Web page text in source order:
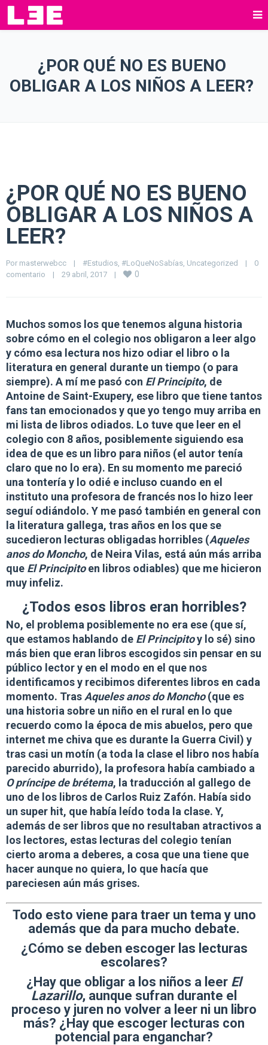
¿POR QUÉ NO ES BUENO
OBLIGAR A LOS NIÑOS A LEER?
¿POR QUÉ NO ES BUENO
OBLIGAR A LOS NIÑOS A
LEER?
Por masterwebcc | #Estudios, #LoQueNoSabías, Uncategorized |
0
comentario
| 29 abril, 2017 | 0
Muchos somos los que tenemos alguna historia
sobre cómo en el colegio nos obligaron a leer algo
y cómo esa lectura nos hizo odiar el libro o la
literatura en general durante un tiempo (o para
siempre). A mí me pasó con El Principito, de
Antoine de Saint-Exupery, ese libro que tiene tantos
fans tan emocionados y que yo tengo muy arriba en
mi lista de libros odiados. Lo tuve que leer en el
colegio con 8 años, posiblemente siguiendo esa
idea de que es un libro para niños (el autor tenía
claro que no lo era). En su momento me pareció
una tontería y lo odié e incluso cuando en el
instituto una profesora de francés nos lo hizo leer
seguí odiándolo. Y me pasó también en general con
la literatura gallega, tras años en los que se
sucedieron lecturas obligadas horribles (Aqueles
anos do Moncho, de Neira Vilas, está aún más arriba
que El Principitoen libros odiables) que me hicieron
muy infeliz.
¿Todos esos libros eran horribles?
No, el problema posiblemente no era ese (que sí,
que estamos hablando de El Principitoy lo sé) sino
más bien que eran libros escogidos sin pensar en su
público lector y en el modo en el que nos
identificamosy recibimos diferentes libros en cada
momento. Tras Aqueles anos do Moncho(que es
una historia sobre un niño en el rural en lo que
recuerdo como la época de mis abuelos, pero que
internet me chiva que es durante la Guerra Civil) y
tras casi un motín (a toda la clase el libro nos había
parecido aburrido), la profesora había cambiado a
O príncipe de brétema, la traducción al gallego de
uno de los libros de Carlos Ruiz Zafón. Había sido
un super hit, que había leído toda la clase. Y,
además de ser libros que no resultaban atractivos a
los lectores, estas lecturas del colegio tenían
cierto aroma a deberes, a cosa que una tiene que
hacer aunque no quiera, lo que hacía que
pareciesen aún más grises.
Todo esto viene para traer un tema y uno
además que da para mucho debate.
¿Cómo se deben escoger las lecturas
escolares?
¿Hay que obligar a los niños a leer El
Lazarillo, aunque sufran durante el
proceso y juren no volver a leer ni un libro
más? ¿Hay que escoger lecturas con
potencial para enganchar?